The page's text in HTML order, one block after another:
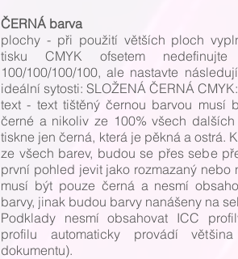
ČERNÁ barva
plochy - při použití větších ploch
tisku CMYK ofsetem
100/100/100/100, ale nastavte
ideální sytosti: SLOŽENÁ ČERNÁ
text - text tištěný černou barvou musí
černé a nikoliv ze 100% všech
tiskne jen černá, která je pěkná a ostrá.
ze všech barev, budou se přes sebe
první pohled jevit jako rozmazaný nebo
musí být pouze černá a nesmí
barvy, jinak budou barvy nanášeny na
Podklady nesmí obsahovat ICC
profilu automaticky provádí
dokumentu).